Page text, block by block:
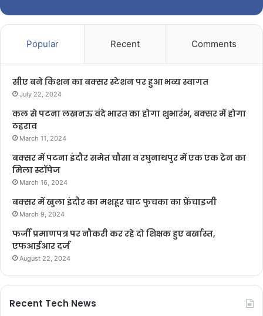
Popular Recent Comments
सीए बने किशन का बक्सर स्टेशन पर हुआ भव्य स्वागत
July 22, 2024
कल से पटना लखनऊ वंदे भारत का होगा शुभारंभ, बक्सर में होगा
ठहराव
March 11, 2024
बक्सर में पटना इंदौर समेत चौसा व रघुनाथपुर में एक एक ट्रेन का
मिला स्टॉपेज
March 16, 2024
बक्सर में खुला इंदौर का मशहूर चाट फुचका का फ्रेंचाइजी
March 9, 2024
फर्जी प्रमाणपत्र पर नौकरी कर रहे दो शिक्षक हुए बर्खास्त,
एफआईआर दर्ज
August 22, 2024
Recent Tech News